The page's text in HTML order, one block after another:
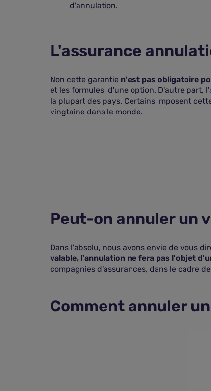
d'annulation.
L'assurance
Non cette garantie n'est pas obligatoire
et les formules, d'une option. D'autre part, l'
la plupart des pays. Certains imposent
vingtaine dans le monde.
Peut-on annuler un
Dans l'absolu, nous avons envie de vous
valable, l'annulation ne fera pas l'objet
compagnies d'assurances, dans le cadre
Comment annuler